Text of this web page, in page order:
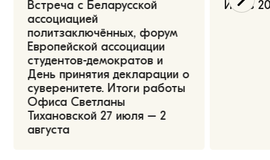
Встреча с Беларусской
ассоциацией
политзаключённых, форум
Европейской ассоциации
студентов-демократов и
День принятия декларации о
суверенитете. Итоги работы
Офиса Светланы
Тихановской 27 июля – 2
августа
Июль